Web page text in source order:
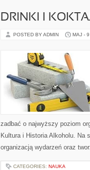
DRINKI I
POSTED BY ADMIN MAJ -
zadbać o najwyższy poziom
Kultura i Historia Alkoholu. Na
organizacją wydarzeń oraz
CATEGORIES: NAUKA